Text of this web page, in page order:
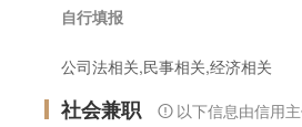
自行填报
公司法相关,民事相关,经济相关
社会兼职 以下信息由信用